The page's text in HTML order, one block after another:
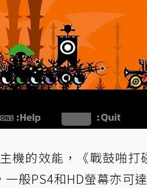
機的效能，《戰鼓啪
一般PS4和HD螢幕亦可